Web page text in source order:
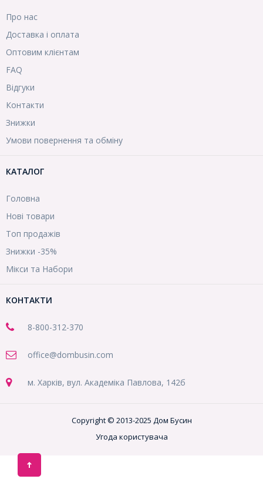
Про нас
Доставка і оплата
Оптовим клієнтам
FAQ
Відгуки
Контакти
Знижки
Умови повернення та обміну
КАТАЛОГ
Головна
Нові товари
Топ продажів
Знижки -35%
Мікси та Набори
КОНТАКТИ
8-800-312-370
office@dombusin.com
м. Харків, вул. Академіка Павлова, 142б
Copyright © 2013-2025 Дом Бусин
Угода користувача